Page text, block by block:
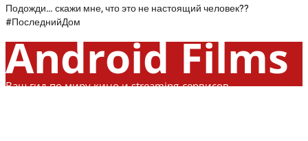
Подожди… скажи мне, что это не настоящий человек??
#ПоследнийДом
Android Films
Ваш гид по миру кино и streaming-сервисов